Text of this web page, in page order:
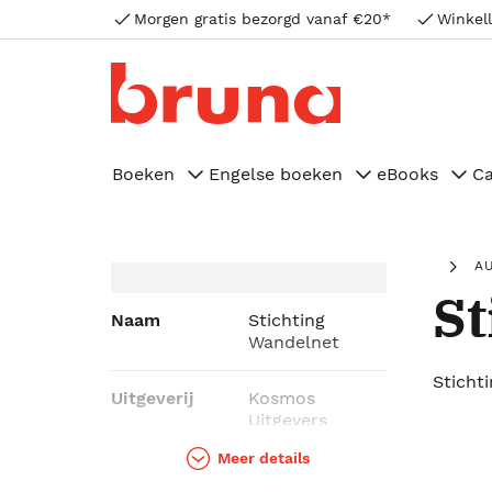
Morgen gratis bezorgd vanaf €20*
Boeken Engelse boeken eBooks
Naam
Stichting
Wandelnet
Uitgeverij
Kosmos
Uitgevers
Meer details